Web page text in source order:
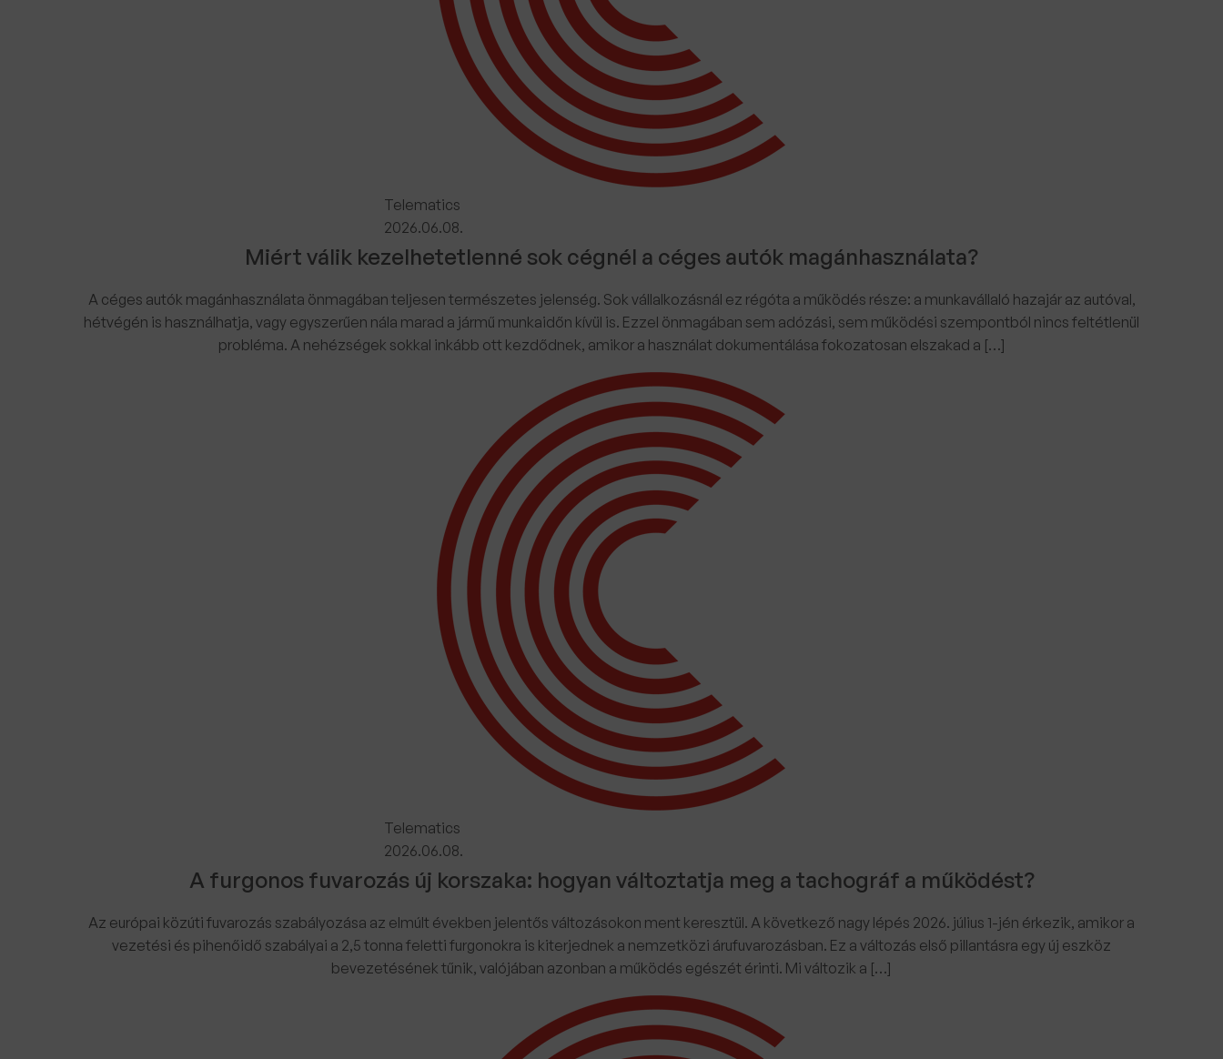
Telematics
2026.06.08.
Miért válik kezelhetetlenné sok cégnél a céges autók magánhasználata?
A céges autók magánhasználata önmagában teljesen természetes jelenség. Sok vállalkozásnál ez régóta a működés része: a munkavállaló hazajár az autóval,
hétvégén is használhatja, vagy egyszerűen nála marad a jármű munkaidőn kívül is. Ezzel önmagában sem adózási, sem működési szempontból nincs feltétlenül
probléma. A nehézségek sokkal inkább ott kezdődnek, amikor a használat dokumentálása fokozatosan elszakad a […]
Telematics
2026.06.08.
A furgonos fuvarozás új korszaka: hogyan változtatja meg a tachográf a működést?
Az európai közúti fuvarozás szabályozása az elmúlt években jelentős változásokon ment keresztül. A következő nagy lépés 2026. július 1-jén érkezik, amikor a
vezetési és pihenőidő szabályai a 2,5 tonna feletti furgonokra is kiterjednek a nemzetközi árufuvarozásban. Ez a változás első pillantásra egy új eszköz
bevezetésének tűnik, valójában azonban a működés egészét érinti. Mi változik a […]